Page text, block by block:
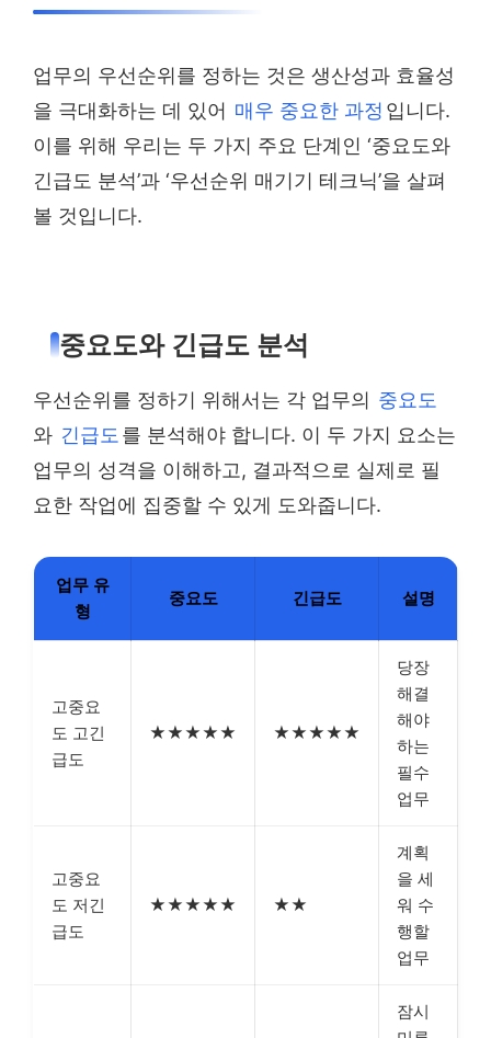
업무의 우선순위를 정하는 것은 생산성과 효율성
을 극대화하는 데 있어 매우 중요한 과정 입니다.
이를 위해 우리는 두 가지 주요 단계인 ‘중요도와
긴급도 분석’과 ‘우선순위 매기기 테크닉’을 살펴
볼 것입니다.
중요도와 긴급도 분석
우선순위를 정하기 위해서는 각 업무의 중요도
와 긴급도를 분석해야 합니다. 이 두 가지 요소는
업무의 성격을 이해하고, 결과적으로 실제로 필
요한 작업에 집중할 수 있게 도와줍니다.
업무 유
형
중요도 긴급도 설명
고중요
도 고긴
급도
★★★★★ ★★★★★
당장
해결
해야
하는
필수
업무
고중요
도 저긴
급도
★★★★★ ★★
계획
을 세
워 수
행할
업무
잠시